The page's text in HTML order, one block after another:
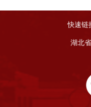
快速链
湖北